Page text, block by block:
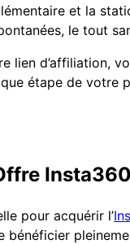
et la
le tout
d’affiliation,
étape de votre
pour acquérir l’
bénéficier